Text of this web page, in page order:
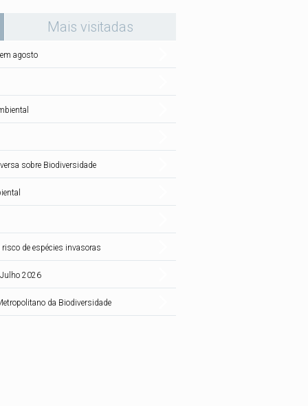
ativo)
Mais visitadas
agosto
sobre Biodiversidade
de espécies invasoras
2026
da Biodiversidade